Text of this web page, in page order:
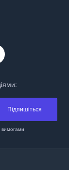
Підпишіться
вимогами